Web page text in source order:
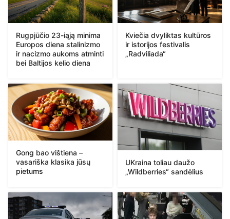
Rugpjūčio 23-iąją minima
Europos diena stalinizmo
ir nacizmo aukoms atminti
bei Baltijos kelio diena
Kviečia dvyliktas kultūros
ir istorijos festivalis
„Radviliada“
Gong bao vištiena –
vasariška klasika jūsų
pietums
UKraina toliau daužo
„Wildberries“ sandėlius